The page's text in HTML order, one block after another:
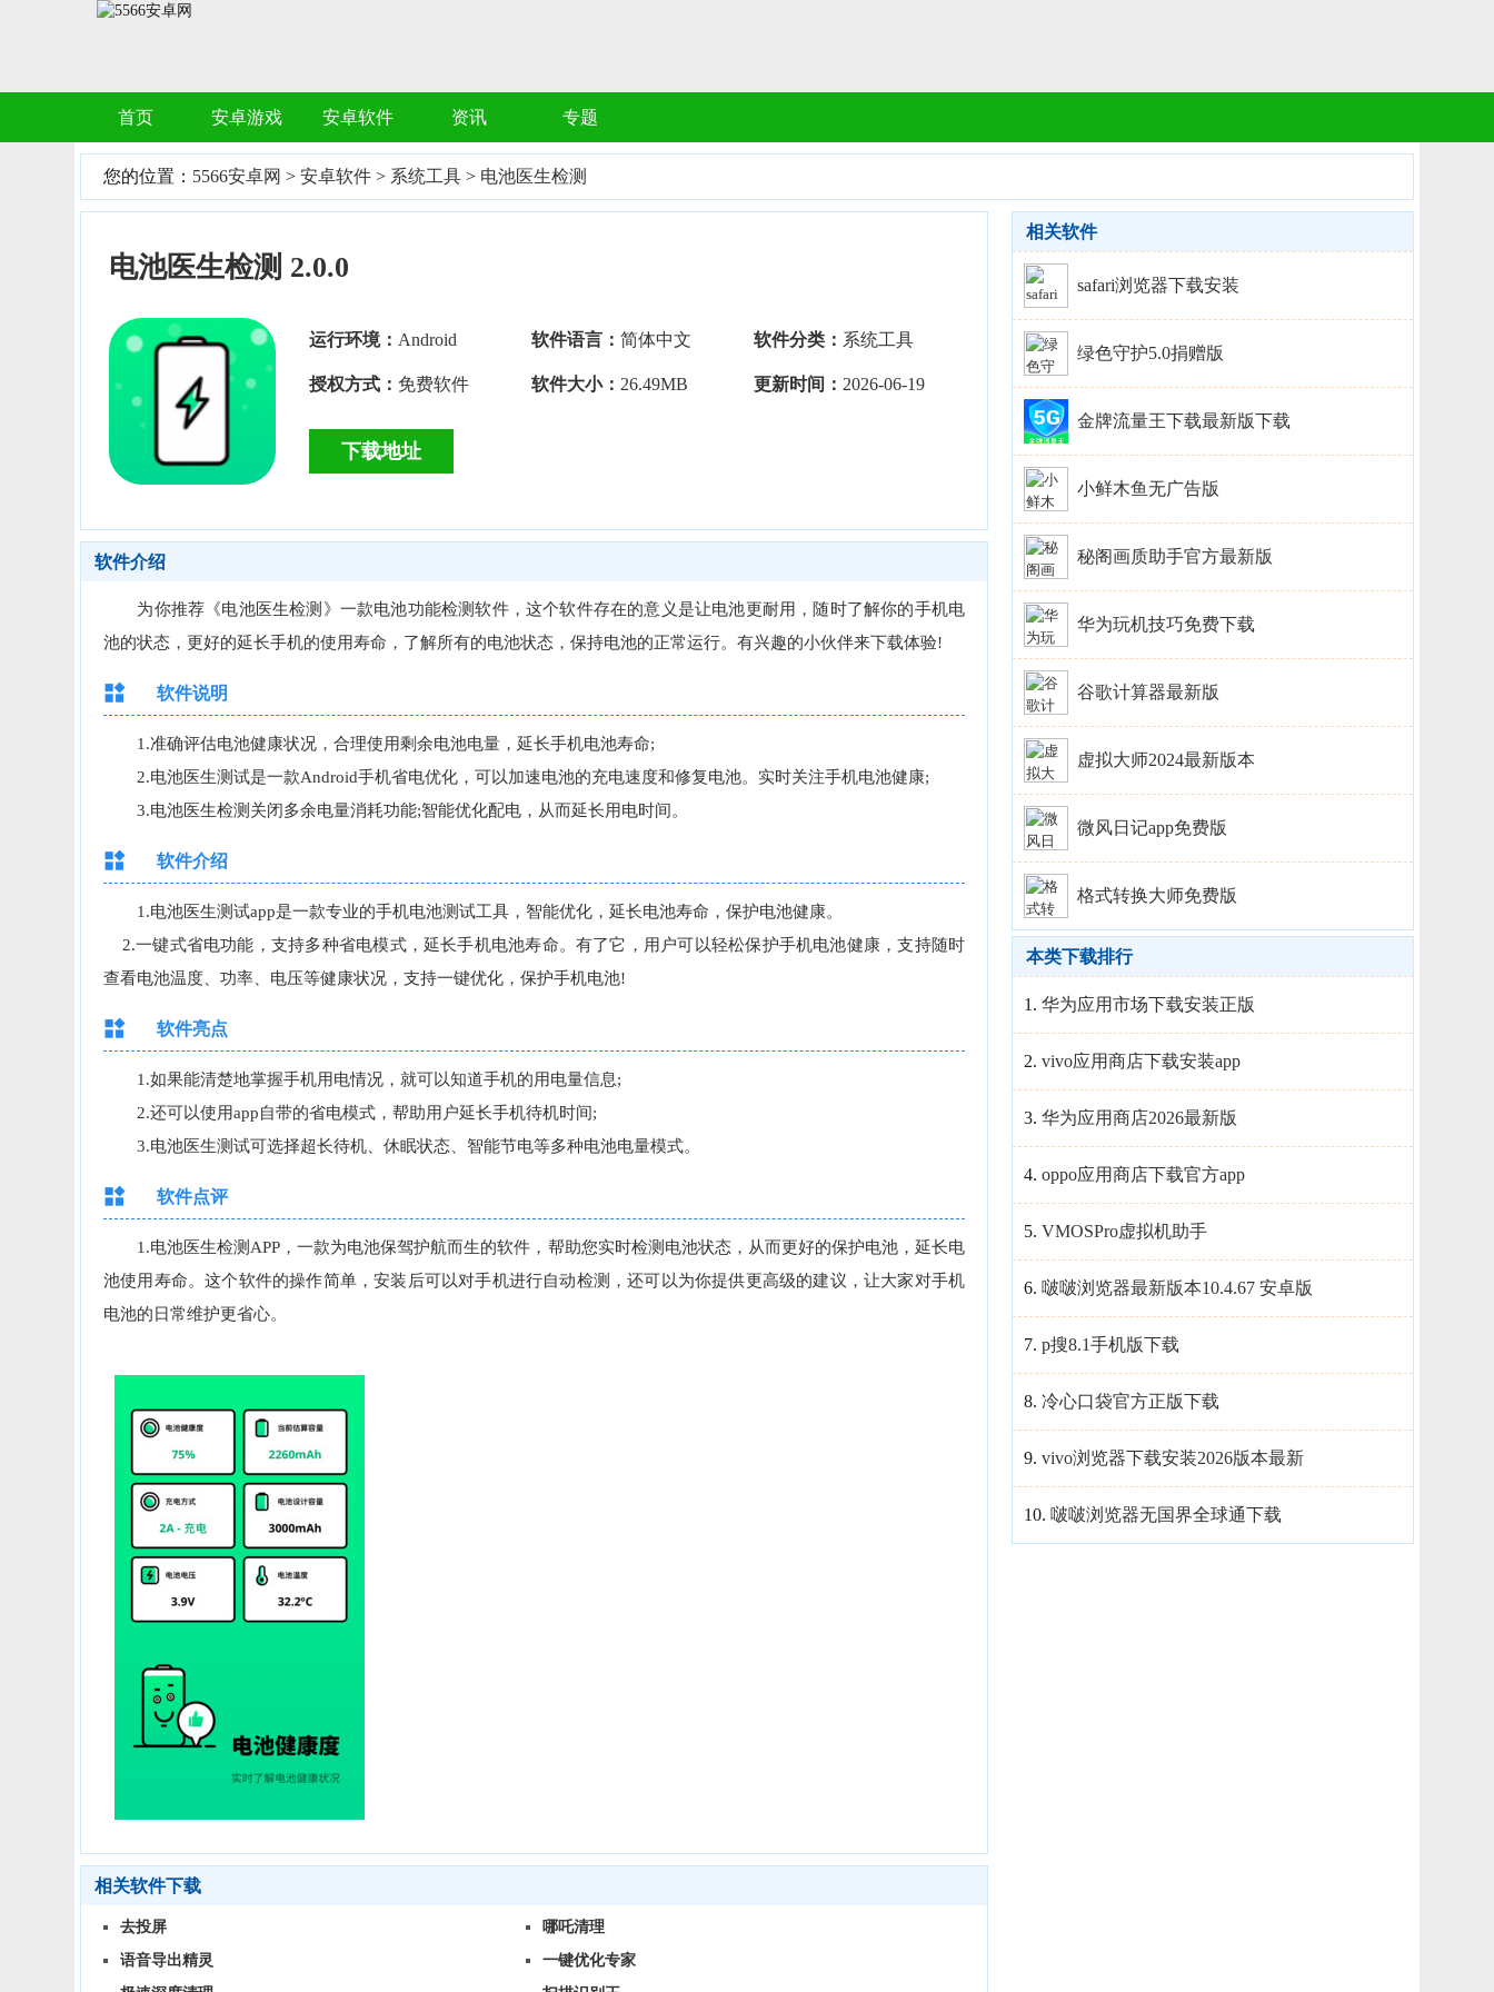
首页 安卓游戏 安卓软件 资讯 专题
您的位置： 5566安卓网 > 安卓软件 > 系统工具 > 电池医生检测
电池医生检测 2.0.0
运行环境： Android 软件语言： 简体中文 软件分类： 系统工具
授权方式： 免费软件 软件大小： 26.49MB 更新时间： 2026-06-19
下载地址
软件介绍
为你推荐《电池医生检测》一款电池功能检测软件，这个软件存在的意义是让电池更耐用，随时了解你的手机电
池的状态，更好的延长手机的使用寿命，了解所有的电池状态，保持电池的正常运行。有兴趣的小伙伴来下载体验!
软件说明
1.准确评估电池健康状况，合理使用剩余电池电量，延长手机电池寿命;
2.电池医生测试是一款Android手机省电优化，可以加速电池的充电速度和修复电池。实时关注手机电池健康;
3.电池医生检测关闭多余电量消耗功能;智能优化配电，从而延长用电时间。
软件介绍
1.电池医生测试app是一款专业的手机电池测试工具，智能优化，延长电池寿命，保护电池健康。
2.一键式省电功能，支持多种省电模式，延长手机电池寿命。有了它，用户可以轻松保护手机电池健康，支持随时
查看电池温度、功率、电压等健康状况，支持一键优化，保护手机电池!
软件亮点
1.如果能清楚地掌握手机用电情况，就可以知道手机的用电量信息;
2.还可以使用app自带的省电模式，帮助用户延长手机待机时间;
3.电池医生测试可选择超长待机、休眠状态、智能节电等多种电池电量模式。
软件点评
1.电池医生检测APP，一款为电池保驾护航而生的软件，帮助您实时检测电池状态，从而更好的保护电池，延长电
池使用寿命。这个软件的操作简单，安装后可以对手机进行自动检测，还可以为你提供更高级的建议，让大家对手机
电池的日常维护更省心。
相关软件下载
去投屏
哪吒清理
语音导出精灵
一键优化专家
相关软件
safari浏览器下载安装
绿色守护5.0捐赠版
金牌流量王下载最新版下载
小鲜木鱼无广告版
秘阁画质助手官方最新版
华为玩机技巧免费下载
谷歌计算器最新版
虚拟大师2024最新版本
微风日记app免费版
格式转换大师免费版
本类下载排行
1. 华为应用市场下载安装正版
2. vivo应用商店下载安装app
3. 华为应用商店2026最新版
4. oppo应用商店下载官方app
5. VMOSPro虚拟机助手
6. 啵啵浏览器最新版本10.4.67 安卓版
7. p搜8.1手机版下载
8. 冷心口袋官方正版下载
9. vivo浏览器下载安装2026版本最新
10. 啵啵浏览器无国界全球通下载